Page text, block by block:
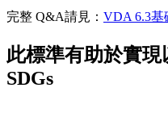
完整 Q&A請見： VDA 6.3基
此標準有助於實
SDGs